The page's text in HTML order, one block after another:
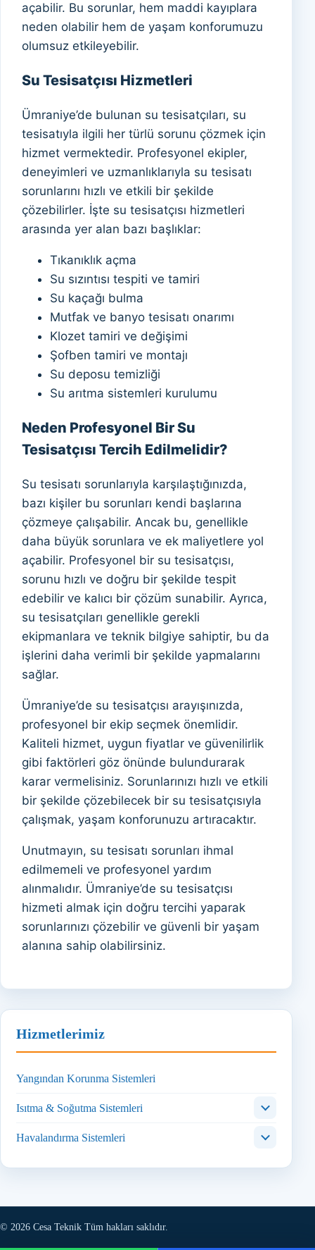
Hizmetlerimiz
Yangından Korunma Sistemleri
Isıtma & Soğutma Sistemleri
Havalandırma Sistemleri
açabilir. Bu sorunlar, hem maddi kayıplara
neden olabilir hem de yaşam konforumuzu
olumsuz etkileyebilir.
Su Tesisatçısı Hizmetleri
Ümraniye’de bulunan su tesisatçıları, su
tesisatıyla ilgili her türlü sorunu çözmek için
hizmet vermektedir. Profesyonel ekipler,
deneyimleri ve uzmanlıklarıyla su tesisatı
sorunlarını hızlı ve etkili bir şekilde
çözebilirler. İşte su tesisatçısı hizmetleri
arasında yer alan bazı başlıklar:
Tıkanıklık açma
Su sızıntısı tespiti ve tamiri
Su kaçağı bulma
Mutfak ve banyo tesisatı onarımı
Klozet tamiri ve değişimi
Şofben tamiri ve montajı
Su deposu temizliği
Su arıtma sistemleri kurulumu
Neden Profesyonel Bir Su
Tesisatçısı Tercih Edilmelidir?
Su tesisatı sorunlarıyla karşılaştığınızda,
bazı kişiler bu sorunları kendi başlarına
çözmeye çalışabilir. Ancak bu, genellikle
daha büyük sorunlara ve ek maliyetlere yol
açabilir. Profesyonel bir su tesisatçısı,
sorunu hızlı ve doğru bir şekilde tespit
edebilir ve kalıcı bir çözüm sunabilir. Ayrıca,
su tesisatçıları genellikle gerekli
ekipmanlara ve teknik bilgiye sahiptir, bu da
işlerini daha verimli bir şekilde yapmalarını
sağlar.
Ümraniye’de su tesisatçısı arayışınızda,
profesyonel bir ekip seçmek önemlidir.
Kaliteli hizmet, uygun fiyatlar ve güvenilirlik
gibi faktörleri göz önünde bulundurarak
karar vermelisiniz. Sorunlarınızı hızlı ve etkili
bir şekilde çözebilecek bir su tesisatçısıyla
çalışmak, yaşam konforunuzu artıracaktır.
Unutmayın, su tesisatı sorunları ihmal
edilmemeli ve profesyonel yardım
alınmalıdır. Ümraniye’de su tesisatçısı
hizmeti almak için doğru tercihi yaparak
sorunlarınızı çözebilir ve güvenli bir yaşam
alanına sahip olabilirsiniz.
© 2026 Cesa Teknik Tüm hakları saklıdır.